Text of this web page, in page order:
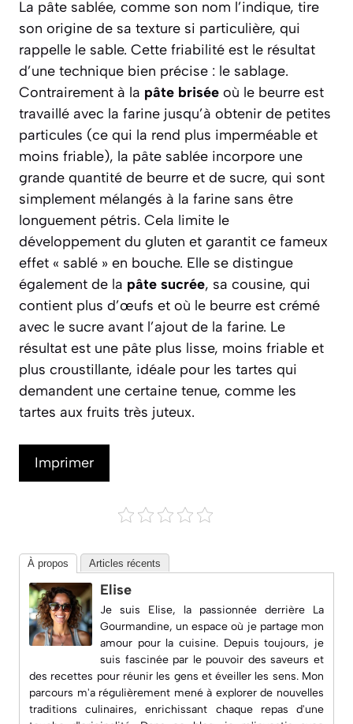
La pâte sablée, comme son nom l’indique, tire
son origine de sa texture si particulière, qui
rappelle le sable. Cette friabilité est le résultat
d’une technique bien précise : le sablage.
Contrairement à la pâte brisée où le beurre est
travaillé avec la farine jusqu’à obtenir de petites
particules (ce qui la rend plus imperméable et
moins friable), la pâte sablée incorpore une
grande quantité de beurre et de sucre, qui sont
simplement mélangés à la farine sans être
longuement pétris. Cela limite le
développement du gluten et garantit ce fameux
effet « sablé » en bouche. Elle se distingue
également de la pâte sucrée, sa cousine, qui
contient plus d’œufs et où le beurre est crémé
avec le sucre avant l’ajout de la farine. Le
résultat est une pâte plus lisse, moins friable et
plus croustillante, idéale pour les tartes qui
demandent une certaine tenue, comme les
tartes aux fruits très juteux.
Imprimer
À propos Articles récents
Elise
Je suis Elise, la passionnée derrière La
Gourmandine, un espace où je partage mon
amour pour la cuisine. Depuis toujours, je
suis fascinée par le pouvoir des saveurs et
des recettes pour réunir les gens et éveiller les sens. Mon
parcours m'a régulièrement mené à explorer de nouvelles
traditions culinaires, enrichissant chaque repas d'une